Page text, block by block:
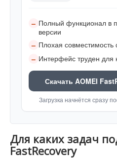
– Полный функционал в
версии
– Плохая совместимость
– Интерфейс труден для
Скачать AOMEI
Загрузка начнётся сразу
Для каких задач
FastRecovery